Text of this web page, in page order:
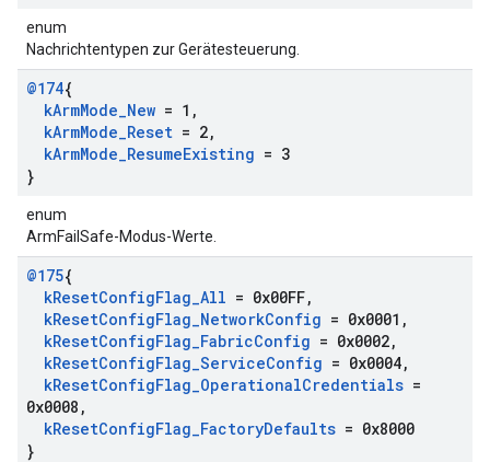
enum
Nachrichtentypen zur Gerätesteuerung.
@174{
kArmMode_New = 1 ,
kArmMode_Reset = 2,
kArmMode_ResumeExisting = 3
}
enum
ArmFailSafe-Modus-Werte.
@175{
kResetConfigFlag_All = 0x00FF,
kResetConfigFlag_NetworkConfig = 0x0001 ,
kResetConfigFlag_FabricConfig = 0x0002,
kResetConfigFlag_ServiceConfig = 0x0004,
kResetConfigFlag_OperationalCredentials =
0x0008 ,
kResetConfigFlag_FactoryDefaults = 0x8000
}